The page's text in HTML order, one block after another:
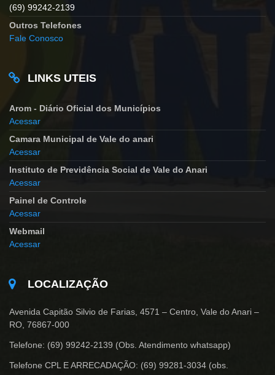
(69) 99242-2139
Outros Telefones
Fale Conosco
LINKS UTEIS
Arom - Diário Oficial dos Municípios
Acessar
Camara Municipal de Vale do anari
Acessar
Instituto de Previdência Social de Vale do Anari
Acessar
Painel de Controle
Acessar
Webmail
Acessar
LOCALIZAÇÃO
Avenida Capitão Silvio de Farias, 4571 – Centro, Vale do Anari –
RO, 76867-000
Telefone: (69) 99242-2139 (Obs. Atendimento whatsapp)
Telefone CPL E ARRECADAÇÃO: (69) 99281-3034 (obs.